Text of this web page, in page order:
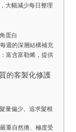
大幅減少每日整理
蛋白
週的深層結構補充
富含富勒烯，提供
的客製化修護
量偏少、追求髮根
重自然捲、極度受